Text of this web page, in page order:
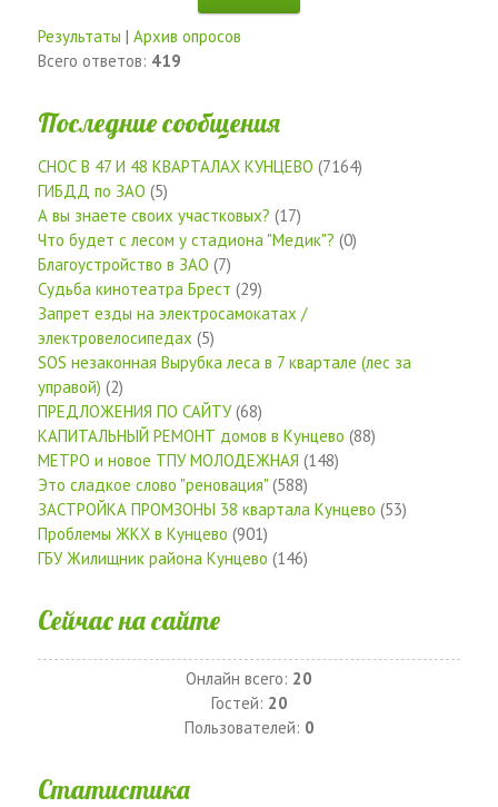
Результаты | Архив опросов
Всего ответов: 419
Последние сообщения
СНОС В 47 И 48 КВАРТАЛАХ КУНЦЕВО (7164)
ГИБДД по ЗАО (5)
А вы знаете своих участковых? (17)
Что будет с лесом у стадиона "Медик"? (0)
Благоустройство в ЗАО (7)
Судьба кинотеатра Брест (29)
Запрет езды на электросамокатах /
электровелосипедах (5)
SOS незаконная Вырубка леса в 7 квартале (лес за
управой) (2)
ПРЕДЛОЖЕНИЯ ПО САЙТУ(68)
КАПИТАЛЬНЫЙ РЕМОНТ домов в Кунцево (88)
МЕТРО и новое ТПУ МОЛОДЕЖНАЯ (148)
Это сладкое слово "реновация" (588)
ЗАСТРОЙКА ПРОМЗОНЫ 38 квартала Кунцево (53)
Проблемы ЖКХ в Кунцево (901)
ГБУ Жилищник района Кунцево (146)
Сейчас на сайте
Онлайн всего: 20
Гостей: 20
Пользователей: 0
Статистика